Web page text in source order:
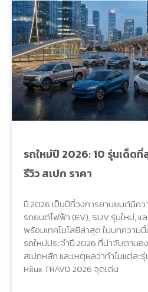
รถใหม่ปี 2026: 10 รุ่นเด็ด
รีวิว สเปก ราคา
ปี 2026 เป็นปีที่วงการยานยนต์มีค
รถยนต์ไฟฟ้า (EV), SUV รุ่นใหม่, แ
พร้อมเทคโนโลยีล่าสุด ในบทความ
รถใหม่ประจำปี 2026 ที่น่าจับตาม
สเปกหลัก และเหตุผลว่าทำไมแต่ละ
Hilux TRAVO 2026 จุดเด่น
PagePage